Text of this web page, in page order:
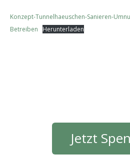
Konzept-Tunnelhaeuschen-Sanieren-
Betreiben
Herunterladen
Jetzt